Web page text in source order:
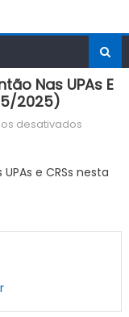
Nas UPAs E
2025)
desativadosem
escala
plantão
CRSs
e CRSs nesta